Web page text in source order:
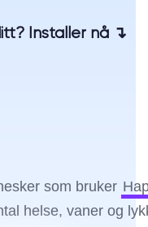
Installer nå ↴
som bruker
helse, vaner og